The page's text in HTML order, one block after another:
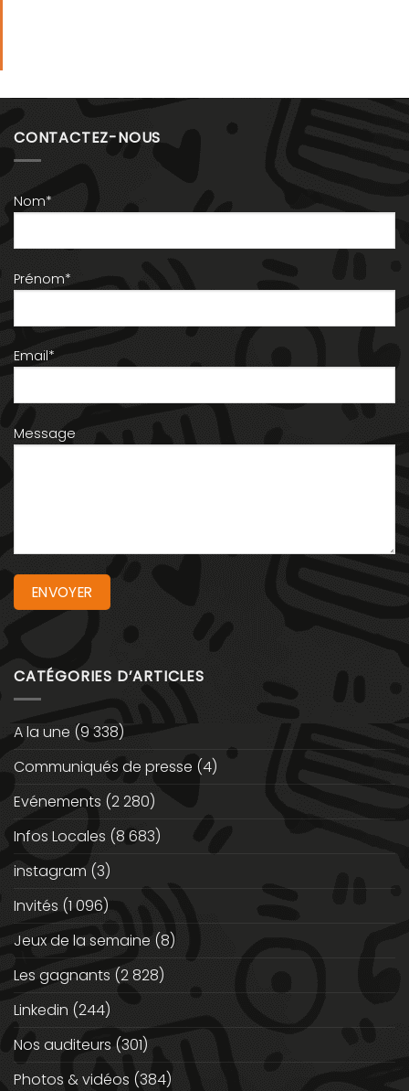
CONTACTEZ-NOUS
Nom*
Prénom*
Email*
Message
CATÉGORIES D’ARTICLES
A la une (9 338)
Communiqués de presse (4)
Evénements (2 280)
Infos Locales (8 683)
instagram (3)
Invités (1 096)
Jeux de la semaine (8)
Les gagnants (2 828)
Linkedin (244)
Nos auditeurs (301)
Photos & vidéos (384)